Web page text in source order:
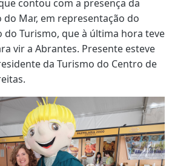
contou com a presença da
do Mar, em representação do
do Turismo, que à última hora teve
vir a Abrantes. Presente esteve
da Turismo do Centro de